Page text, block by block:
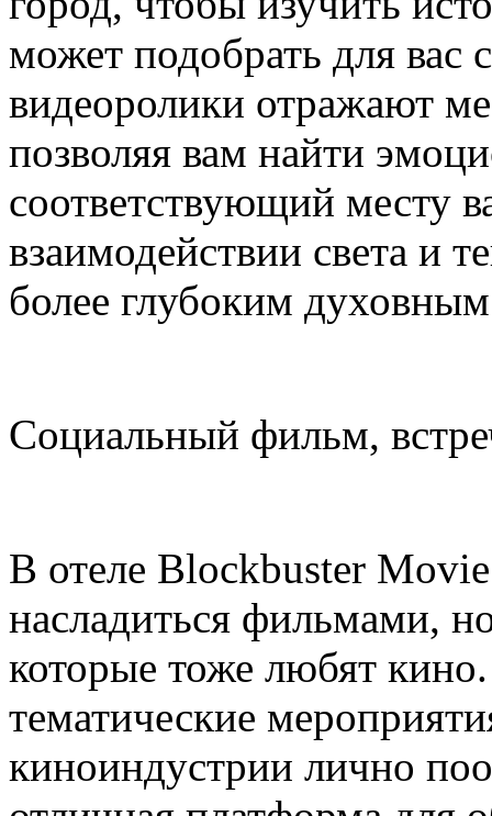
может подобрать для вас
видеоролики отражают
позволяя вам найти
соответствующий месту
взаимодействии света и
более глубоким
Социальный фильм,
В отеле Blockbuster
насладиться фильмами,
которые тоже любят
тематические
киноиндустрии лично